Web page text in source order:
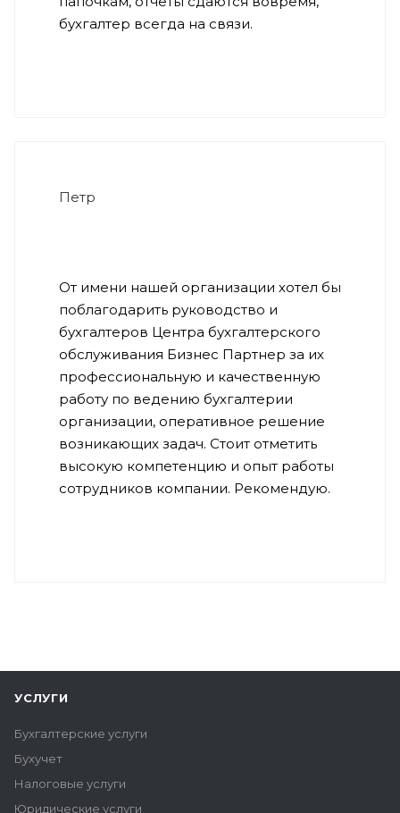
бухгалтер всегда на связи.
Петр
От имени нашей организации хотел бы
поблагодарить руководство и
бухгалтеров Центра бухгалтерского
обслуживания Бизнес Партнер за их
профессиональную и качественную
работу по ведению бухгалтерии
организации, оперативное решение
возникающих задач. Стоит отметить
высокую компетенцию и опыт работы
сотрудников компании. Рекомендую.
УСЛУГИ
Бухгалтерские услуги
Бухучет
Налоговые услуги
Юридические услуги